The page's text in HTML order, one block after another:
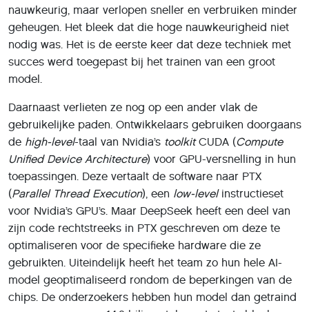
nauwkeurig, maar verlopen sneller en verbruiken minder
geheugen. Het bleek dat die hoge nauwkeurigheid niet
nodig was. Het is de eerste keer dat deze techniek met
succes werd toegepast bij het trainen van een groot
model.
Daarnaast verlieten ze nog op een ander vlak de
gebruikelijke paden. Ontwikkelaars gebruiken doorgaans
de high-level-taal van Nvidia’s toolkitCUDA (Compute
Unified Device Architecture) voor GPU-versnelling in hun
toepassingen. Deze vertaalt de software naar PTX
(Parallel Thread Execution), een low-levelinstructieset
voor Nvidia’s GPU’s. Maar DeepSeek heeft een deel van
zijn code rechtstreeks in PTX geschreven om deze te
optimaliseren voor de specifieke hardware die ze
gebruikten. Uiteindelijk heeft het team zo hun hele AI-
model geoptimaliseerd rondom de beperkingen van de
chips. De onderzoekers hebben hun model dan getraind